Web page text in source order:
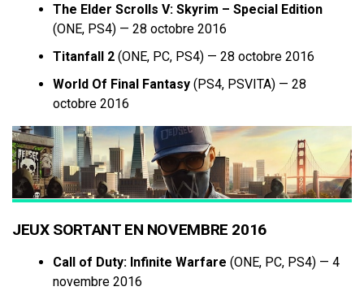
The Elder Scrolls V: Skyrim – Special Edition
(ONE, PS4) — 28 octobre 2016
Titanfall 2 (ONE, PC, PS4) — 28 octobre 2016
World Of Final Fantasy (PS4, PSVITA) — 28
octobre 2016
JEUX SORTANT EN NOVEMBRE 2016
Call of Duty: Infinite Warfare (ONE, PC, PS4) — 4
novembre 2016